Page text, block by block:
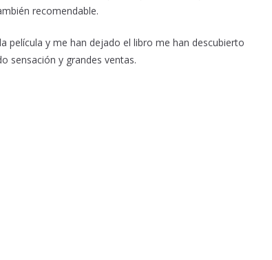
recomendable.
película y me han dejado el libro me han descubierto
sensación y grandes ventas.